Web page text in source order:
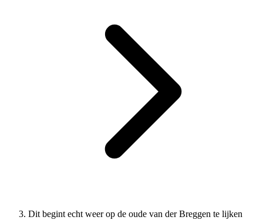
Dit begint echt weer op de oude van der Breggen te lijken